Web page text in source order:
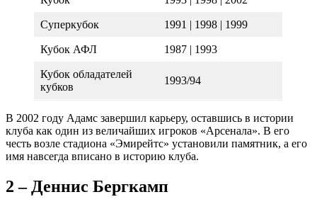
Суперкубок 1991 | 1998 | 1999
Кубок АФЛ 1987 | 1993
Кубок обладателей
кубков
1993/94
В 2002 году Адамс завершил карьеру, оставшись в истории
клуба как один из величайших игроков «Арсенала». В его
честь возле стадиона «Эмирейтс» установили памятник, а его
имя навсегда вписано в историю клуба.
2 – Деннис Бергкамп